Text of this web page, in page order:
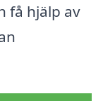
få hjälp av